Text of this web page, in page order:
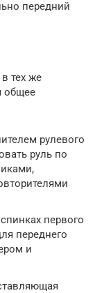
передний
тех же
общее
рулевого
руль по
первого
переднего
и